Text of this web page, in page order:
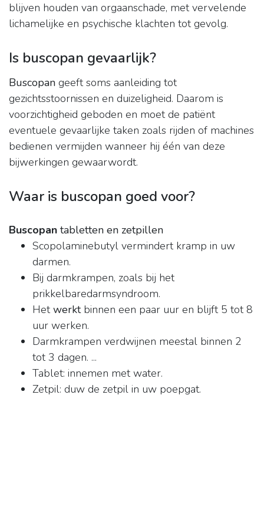
blijven houden van orgaanschade, met vervelende
lichamelijke en psychische klachten tot gevolg.
Is buscopan gevaarlijk?
Buscopan geeft soms aanleiding tot
gezichtsstoornissen en duizeligheid. Daarom is
voorzichtigheid geboden en moet de patiënt
eventuele gevaarlijke taken zoals rijden of machines
bedienen vermijden wanneer hij één van deze
bijwerkingen gewaarwordt.
Waar is buscopan goed voor?
Buscopan tabletten en zetpillen
Scopolaminebutyl vermindert kramp in uw
darmen.
Bij darmkrampen, zoals bij het
prikkelbaredarmsyndroom.
Hetwerktbinnen een paar uur en blijft 5 tot 8
uur werken.
Darmkrampen verdwijnen meestal binnen 2
tot 3 dagen. ...
Tablet: innemen met water.
Zetpil: duw de zetpil in uw poepgat.